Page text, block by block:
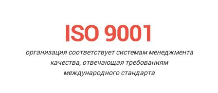
ISO 9001
организация соответствует системам менеджмента
качества, отвечающая требованиям
международного стандарта